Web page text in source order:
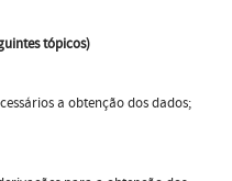
tópicos)
a obtenção dos dados;